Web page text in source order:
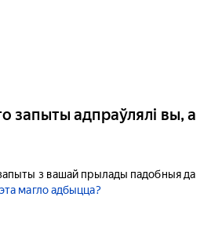
запыты адпраўлялі вы, а
з вашай прылады падобныя да
магло адбыцца?